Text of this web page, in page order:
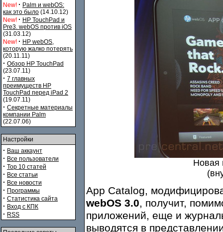
New! · Palm и webOS:
как это было (14.10.12)
New! · HP TouchPad и
Pre3. webOS против iOS
(31.03.12)
New! · HP webOS,
которую жалко потерять
(20.11.11)
· Обзор HP TouchPad
(23.07.11)
· 7 главных
преимуществ HP
TouchPad перед iPad 2
(19.07.11)
· Секретные материалы
компании Palm
(22.07.06)
Настройки
· Ваш аккаунт
· Все пользователи
· Top 10 статей
· Все статьи
· Все новости
· Программы
· Статистика сайта
· Вход с КПК
· RSS
Новая
App Catalog,
webOS 3.0, получит,
приложений, еще и
выводятся в